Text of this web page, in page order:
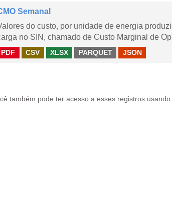
Semanal
do custo, por unidade de energia
no SIN, chamado de Custo Marginal de
PDF CSV XLSX PARQUET JSON
também pode ter acesso a esses registros usando